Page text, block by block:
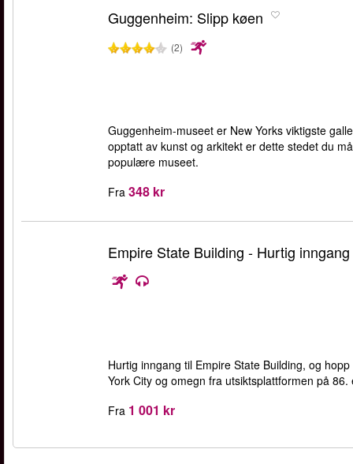
Guggenheim: Slipp køen
(2)
Guggenheim-museet er New Yorks viktigste
opptatt av kunst og arkitekt er dette stedet du
populære museet.
Fra 348 kr
Empire State Building - Hurtig inngang
Hurtig inngang til Empire State Building, og
York City og omegn fra utsiktsplattformen på 86.
Fra 1 001 kr